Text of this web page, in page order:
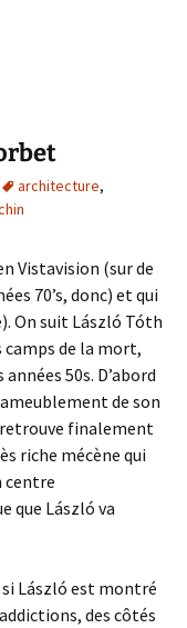
architecture,
Vistavision (sur de
70’s, donc) et qui
On suit László Tóth
de la mort,
50s. D’abord
de son
finalement
riche mécène qui
centre
que László va
si László est montré
des côtés